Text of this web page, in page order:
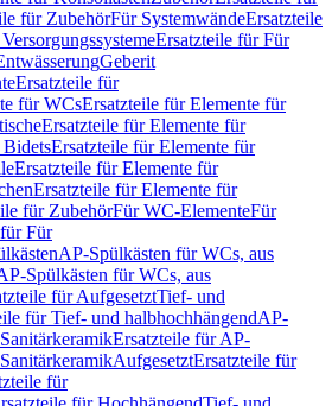
für ZubehörFür SystemwändeErsatzteile
Ersatzteile für Für
Geberit
Ersatzteile für
für WCsErsatzteile für Elemente für
Ersatzteile für Elemente für
Ersatzteile für Elemente für
Ersatzteile für Elemente für
Ersatzteile für Elemente für
für ZubehörFür WC-ElementeFür
Für
AP-Spülkästen für WCs, aus
Spülkästen für WCs, aus
für AufgesetztTief- und
für Tief- und halbhochhängendAP-
Ersatzteile für AP-
AufgesetztErsatzteile für
für